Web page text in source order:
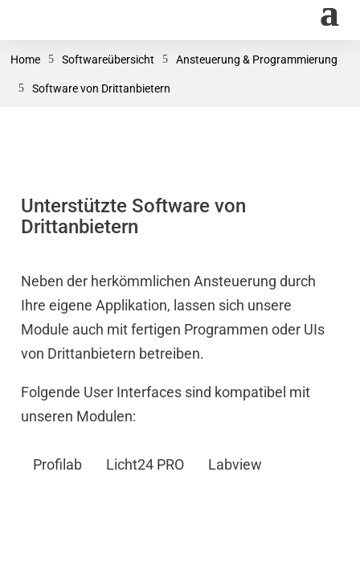
Home 5 Softwareübersicht 5 Ansteuerung & Programmierung
5 Software von Drittanbietern
Unterstützte Software von
Drittanbietern
Neben der herkömmlichen Ansteuerung durch
Ihre eigene Applikation, lassen sich unsere
Module auch mit fertigen Programmen oder UIs
von Drittanbietern betreiben.
Folgende User Interfaces sind kompatibel mit
unseren Modulen:
Profilab Licht24 PRO Labview